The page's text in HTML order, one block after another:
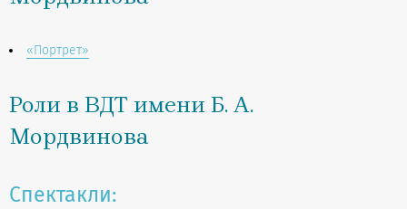
«Портрет»
Роли в ВДТ имени Б. А.
Мордвинова
Спектакли: